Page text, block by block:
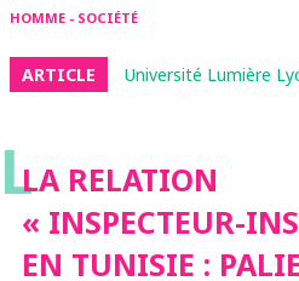
HOMME - SOCIÉTÉ
ARTICLE Université Lumière
LLA RELATION
« INSPECTEUR-
EN TUNISIE :